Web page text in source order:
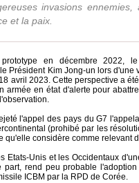
invasions ennemies,
et la paix.
en décembre 2022,
Président Kim Jong-un lors d'une
avril 2023. Cette perspective a
en état d'alerte pour
l'appel des pays du G7
(prohibé par les
qu'elle considère comme relevant
Etats-Unis et les Occidentaux
rend peu probable
ICBM par la RPD de Corée.